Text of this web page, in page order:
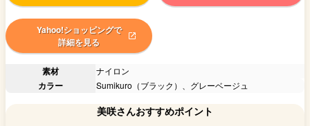
Yahoo!ショッピングで
詳細を見る
素材 ナイロン
カラー Sumikuro（ブラック）、グレーベージュ
美咲さんおすすめポイント